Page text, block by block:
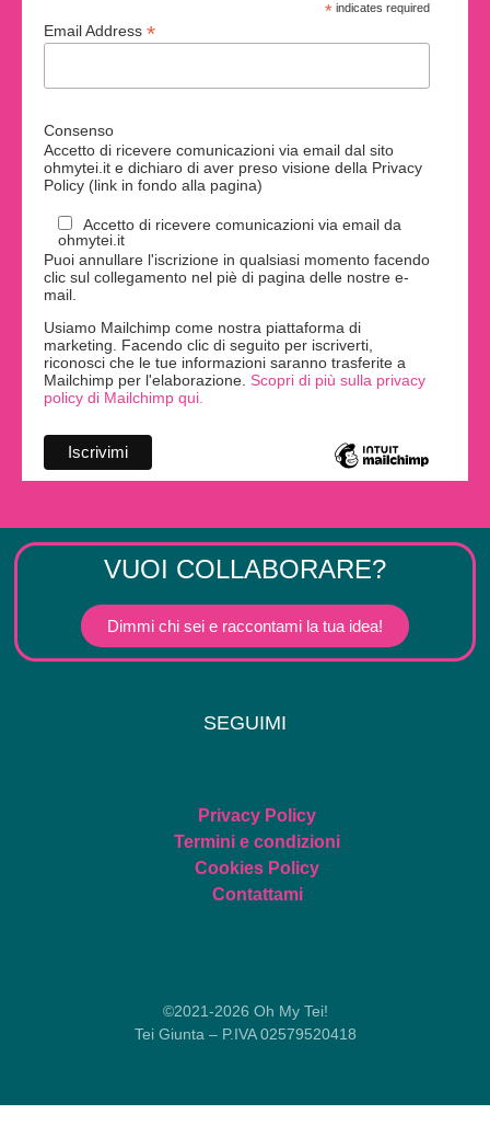
* indicates required
Email Address *
Consenso
Accetto di ricevere comunicazioni via email dal sito
ohmytei.it e dichiaro di aver preso visione della Privacy
Policy (link in fondo alla pagina)
Accetto di ricevere comunicazioni via email da
ohmytei.it
Puoi annullare l'iscrizione in qualsiasi momento facendo
clic sul collegamento nel piè di pagina delle nostre e-
mail.
Usiamo Mailchimp come nostra piattaforma di
marketing. Facendo clic di seguito per iscriverti,
riconosci che le tue informazioni saranno trasferite a
Mailchimp per l'elaborazione. Scopri di più sulla privacy
policy di Mailchimp qui.
VUOI COLLABORARE?
Dimmi chi sei e raccontami la tua idea!
SEGUIMI
Privacy Policy
Termini e condizioni
Cookies Policy
Contattami
©2021-2026 Oh My Tei!
Tei Giunta – P.IVA 02579520418